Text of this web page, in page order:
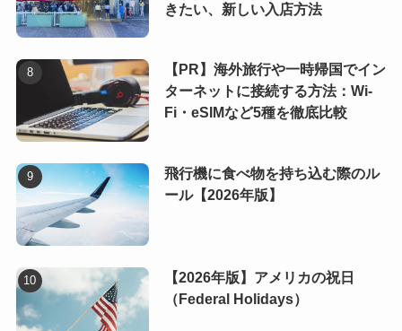
きたい、新しい入店方法
【PR】海外旅行や一時帰国でイン
ターネットに接続する方法：Wi-
Fi・eSIMなど5種を徹底比較
飛行機に食べ物を持ち込む際のル
ール【2026年版】
【2026年版】アメリカの祝日
（Federal Holidays）